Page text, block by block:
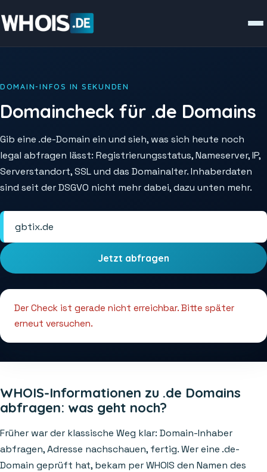
DOMAIN-INFOS IN SEKUNDEN
Domaincheck für .de Domains
Gib eine .de-Domain ein und sieh, was sich heute noch
legal abfragen lässt: Registrierungsstatus, Nameserver, IP,
Serverstandort, SSL und das Domainalter. Inhaberdaten
sind seit der DSGVO nicht mehr dabei, dazu unten mehr.
Jetzt abfragen
Der Check ist gerade nicht erreichbar. Bitte später
erneut versuchen.
WHOIS-Informationen zu .de Domains
abfragen: was geht noch?
Früher war der klassische Weg klar: Domain-Inhaber
abfragen, Adresse nachschauen, fertig. Wer eine .de-
Domain geprüft hat, bekam per WHOIS den Namen des